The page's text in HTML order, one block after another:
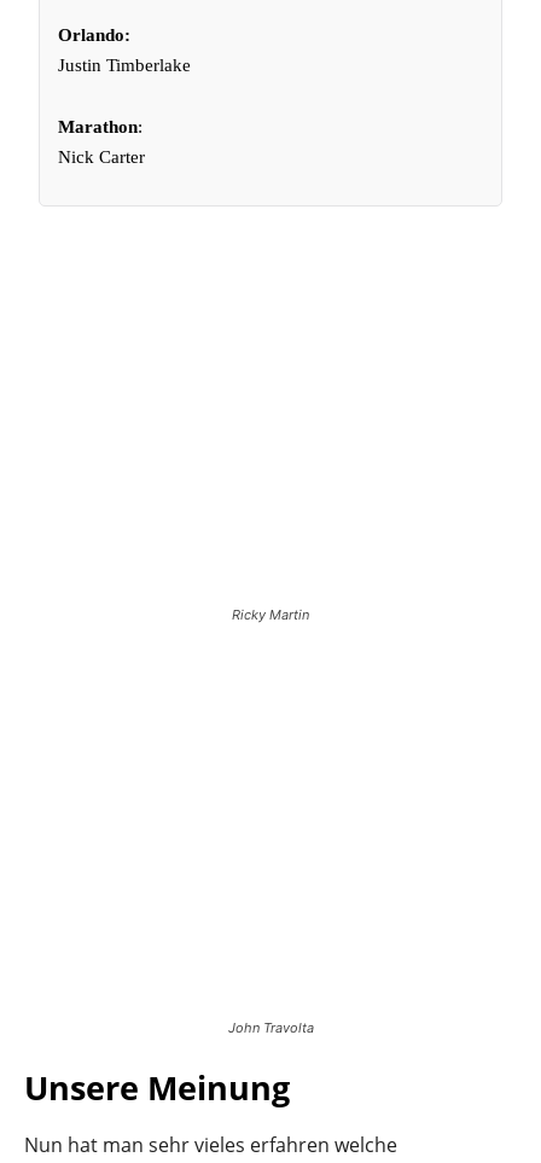
Orlando:
Justin Timberlake
Marathon:
Nick Carter
Ricky Martin
John Travolta
Unsere Meinung
Nun hat man sehr vieles erfahren welche